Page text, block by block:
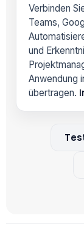
Verbinden
Teams,
und
Anwendung
übertragen.